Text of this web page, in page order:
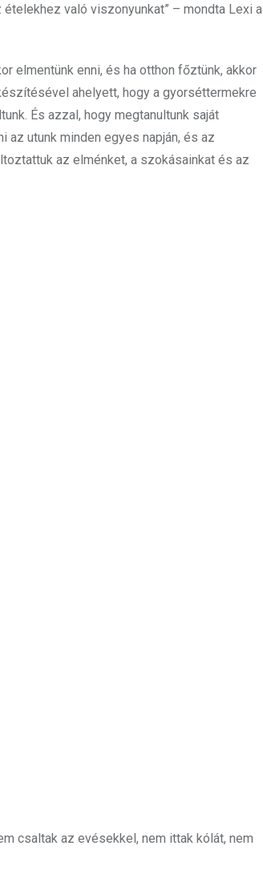
való viszonyunkat” – mondta Lexi a
elmentünk enni, és ha otthon főztünk, akkor
ahelyett, hogy a gyorséttermekre
És azzal, hogy megtanultunk saját
az utunk minden egyes napján, és az
az elménket, a szokásainkat és az
csaltak az evésekkel, nem ittak kólát, nem